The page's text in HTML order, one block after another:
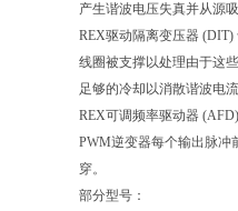
产生谐波电压失真并从源
REX驱动隔离变压器
线圈被支撑以处理由于这
足够的冷却以消散谐波电
REX可调频率驱动器
PWM逆变器每个输出脉冲
穿。
部分型号：